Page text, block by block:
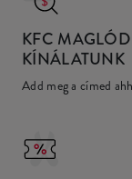
KFC
KÍNÁLATUNK
Add meg a címed